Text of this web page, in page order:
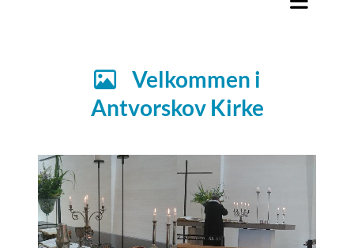
Velkommen i
Antvorskov Kirke